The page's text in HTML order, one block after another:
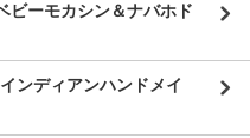
ビーモカシン＆ナバホド
ンディアンハンドメイ